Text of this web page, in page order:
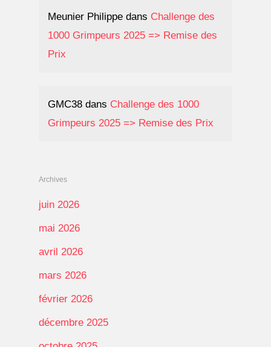
Meunier Philippe dans Challenge des
1000 Grimpeurs 2025 => Remise des
Prix
GMC38 dans Challenge des 1000
Grimpeurs 2025 => Remise des Prix
Archives
juin 2026
mai 2026
avril 2026
mars 2026
février 2026
décembre 2025